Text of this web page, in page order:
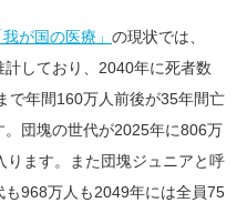
我が国の医療」 の現状では、
しており、2040年に死者数
で年間160万人前後が35年間亡
。団塊の世代が2025年に806万
ります。また団塊ジュニアと呼
968万人も2049年には全員75